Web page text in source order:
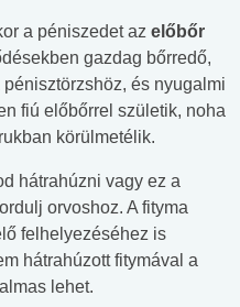
a péniszedet az előbőr
gazdag bőrredő,
és nyugalmi
fiú előbőrrel születik, noha
körülmetélik.
hátrahúzni vagy ez a
orvoshoz. A fityma
felhelyezéséhez is
hátrahúzott fitymával a
lehet.